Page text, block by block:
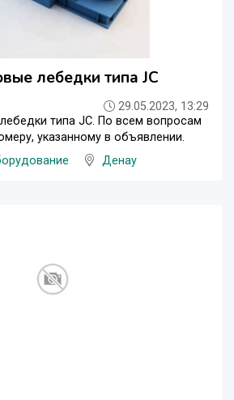
лебедки типа JC
29.05.2023, 13:29
типа JC. По всем вопросам
указанному в объявлении.
Денау